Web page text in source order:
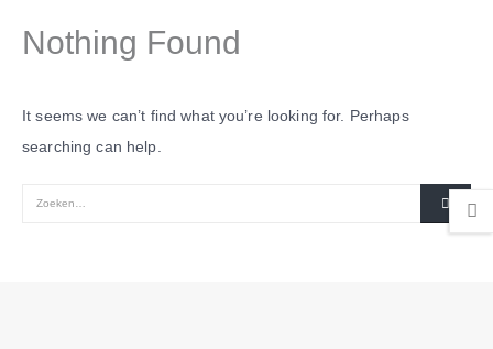
Nothing Found
It seems we can’t find what you’re looking for. Perhaps
searching can help.